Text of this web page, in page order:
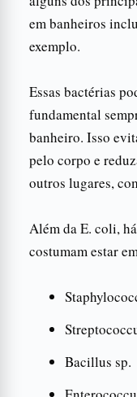
em banheiros
exemplo.
Essas bactérias
fundamental
banheiro. Isso
pelo corpo e
outros lugares,
Além da E. coli,
costumam estar
Bacillus sp.